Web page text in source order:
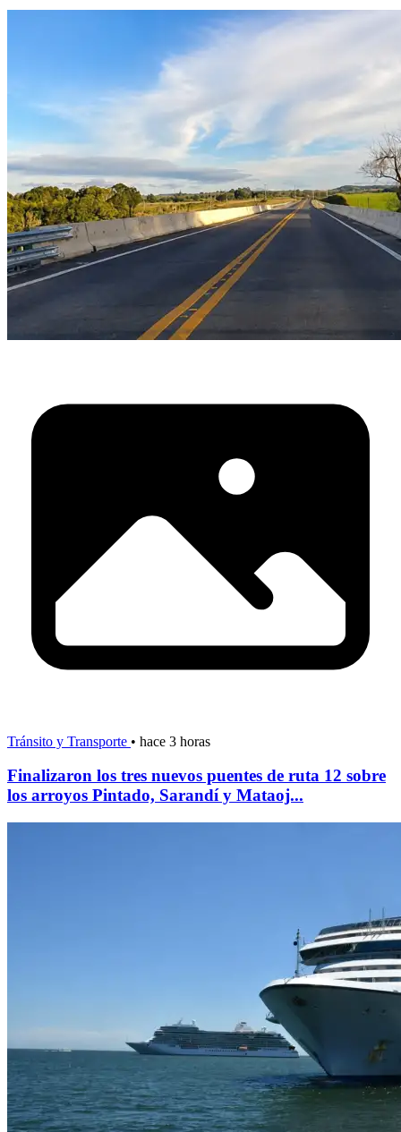
Tránsito y Transporte • hace 3 horas
Finalizaron los tres nuevos puentes de ruta 12 sobre
los arroyos Pintado, Sarandí y Mataoj...